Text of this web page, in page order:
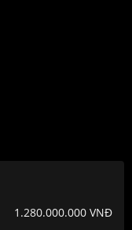
1.280.000.000 VNĐ